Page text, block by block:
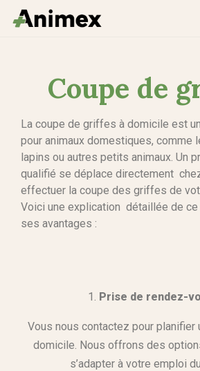
Coupe de
La coupe de griffes à domicile est
pour animaux domestiques, comme
lapins ou autres petits animaux. Un
qualifié se déplace directement
effectuer la coupe des griffes de
Voici une explication détaillée de
ses avantages :
Prise de rendez-
Vous nous contactez pour planifier
domicile. Nous offrons des
s’adapter à votre emploi